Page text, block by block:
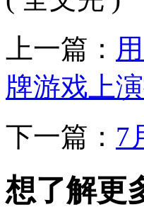
上一篇：
牌游戏上
下一篇： 7
想了解更